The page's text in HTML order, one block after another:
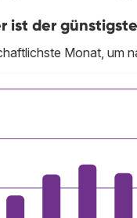
ist der
Monat, um